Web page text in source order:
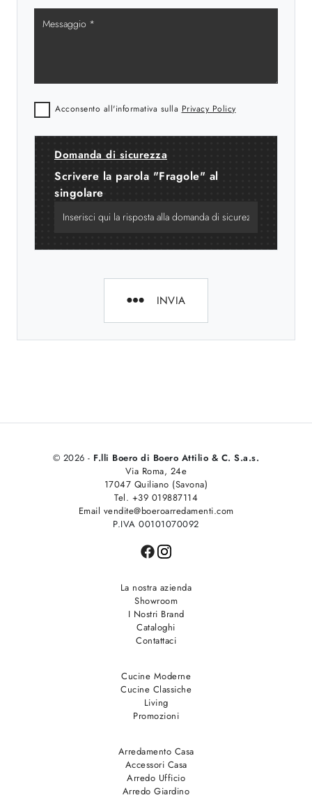
Acconsento all'informativa sulla Privacy Policy
Domanda di sicurezza
Scrivere la parola "Fragole" al
singolare
INVIA
© 2026 - F.lli Boero di Boero Attilio & C. S.a.s.
Via Roma, 24e
17047 Quiliano (Savona)
Tel. +39 019887114
Email vendite@boeroarredamenti.com
P.IVA 00101070092
La nostra azienda
Showroom
I Nostri Brand
Cataloghi
Contattaci
Cucine Moderne
Cucine Classiche
Living
Promozioni
Arredamento Casa
Accessori Casa
Arredo Ufficio
Arredo Giardino